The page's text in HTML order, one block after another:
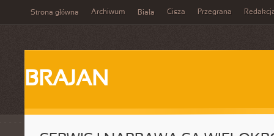
Strona główna Archiwum Biała Cisza Przegrana
BRAJAN